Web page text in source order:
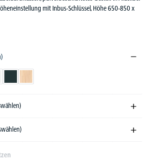
mit Inbus-Schlüssel, Höhe 650-850 x
AnthrazitEiche hell